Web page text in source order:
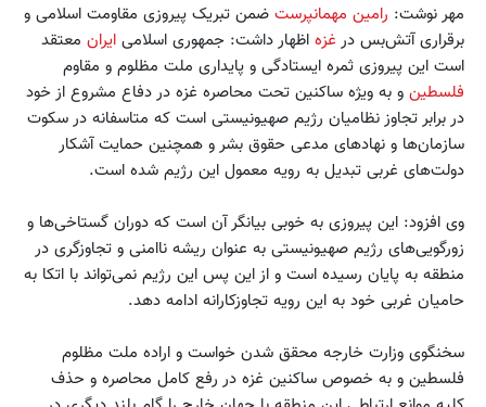
مهر نوشت: رامین مهمانپرست ضمن تبریک پیروزی مقاومت اسلامی و
برقراری آتش‌بس در غزه اظهار داشت: جمهوری اسلامی ایران معتقد
است این پیروزی ثمره ایستادگی و پایداری ملت مظلوم و مقاوم
فلسطین و به ویژه ساکنین تحت محاصره غزه در دفاع مشروع از خود
در برابر تجاوز نظامیان رژیم صهیونیستی است که متاسفانه در سکوت
سازمان‌ها و نهادهای مدعی حقوق بشر و همچنین حمایت آشکار
دولت‌های غربی تبدیل به رویه معمول این رژیم شده است.
وی افزود: این پیروزی به خوبی بیانگر آن است که دوران گستاخی‌ها و
زورگویی‌های رژیم صهیونیستی به عنوان ریشه ناامنی و تجاوزگری در
منطقه به پایان رسیده است و از این پس این رژیم نمی‌تواند با اتکا به
حامیان غربی خود به این رویه تجاوزکارانه ادامه دهد.
سخنگوی وزارت خارجه محقق شدن خواست و اراده ملت مظلوم
فلسطین و به خصوص ساکنین غزه در رفع کامل محاصره و حذف